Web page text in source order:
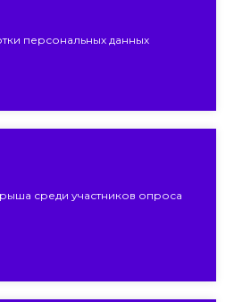
персональных данных
среди участников опроса